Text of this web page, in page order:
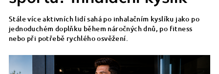
Stále více aktivních lidí sahá po inhalačním kyslíku jako po
jednoduchém doplňku během náročných dnů, po fitness
nebo při potřebě rychlého osvěžení.